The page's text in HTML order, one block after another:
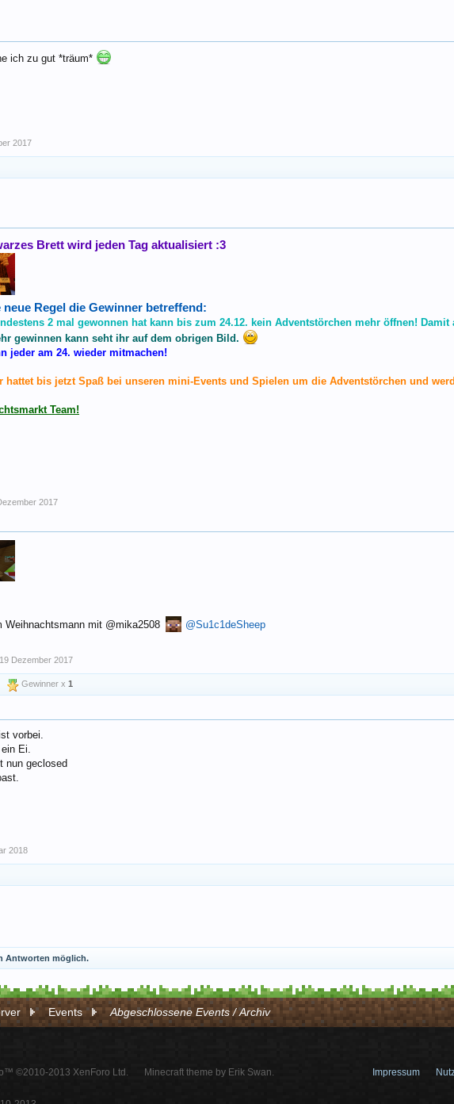
ich zu gut *träum*
2017
Brett wird jeden Tag aktualisiert :3
neue Regel die Gewinner betreffend:
2 mal gewonnen hat kann bis zum 24.12. kein Adventstörchen mehr öffnen!
gewinnen kann seht ihr auf dem obrigen Bild.
jeder am 24. wieder mitmachen!
hattet bis jetzt Spaß bei unseren mini-Events und Spielen um die Adventstörchen und
Team!
2017
Weihnachtsmann mit @mika2508 @Su1c1deSheep
19 Dezember 2017
Gewinner x 1
vorbei.
Ei.
nun geclosed
2018
Antworten möglich.
Events Abgeschlossene Events / Archiv
©2010-2013 XenForo Ltd.
Minecraft theme by Erik Swan. Impressum